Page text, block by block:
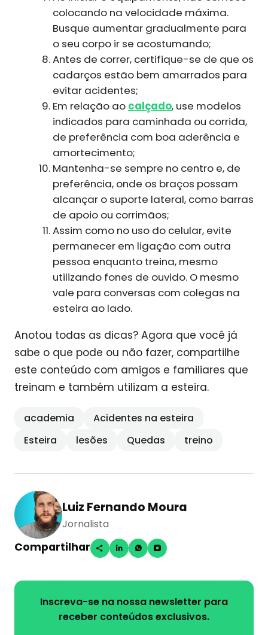
colocando na velocidade máxima.
Busque aumentar gradualmente para
o seu corpo ir se acostumando;
Antes de correr, certifique-se de que os
cadarços estão bem amarrados para
evitar acidentes;
Em relação ao calçado, use modelos
indicados para caminhada ou corrida,
de preferência com boa aderência e
amortecimento;
Mantenha-se sempre no centro e, de
preferência, onde os braços possam
alcançar o suporte lateral, como barras
de apoio ou corrimãos;
Assim como no uso do celular, evite
permanecer em ligação com outra
pessoa enquanto treina, mesmo
utilizando fones de ouvido. O mesmo
vale para conversas com colegas na
esteira ao lado.
Anotou todas as dicas? Agora que você já
sabe o que pode ou não fazer, compartilhe
este conteúdo com amigos e familiares que
treinam e também utilizam a esteira.
academia
Acidentes na esteira
Esteira
lesões Quedas treino
Luiz Fernando Moura
Jornalista
Compartilhar
Inscreva-se na nossa newsletter para
receber conteúdos exclusivos.